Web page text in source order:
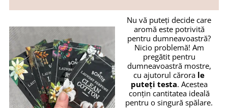
Nu vă puteți decide care
aromă este potrivită
pentru dumneavoastră?
Nicio problemă! Am
pregătit pentru
dumneavoastră mostre,
cu ajutorul cărora le
puteți testa. Acestea
conțin cantitatea ideală
pentru o singură spălare.